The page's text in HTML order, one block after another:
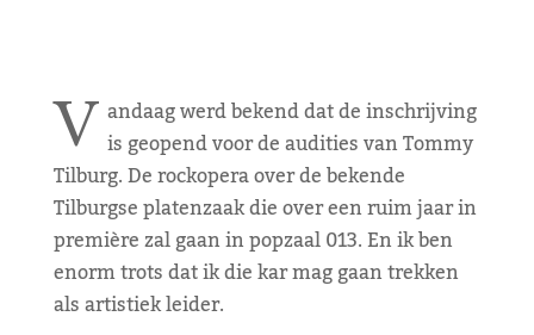
V andaag werd bekend dat de inschrijving
is geopend voor de audities van Tommy
Tilburg. De rockopera over de bekende
Tilburgse platenzaak die over een ruim jaar in
première zal gaan in popzaal 013. En ik ben
enorm trots dat ik die kar mag gaan trekken
als artistiek leider.